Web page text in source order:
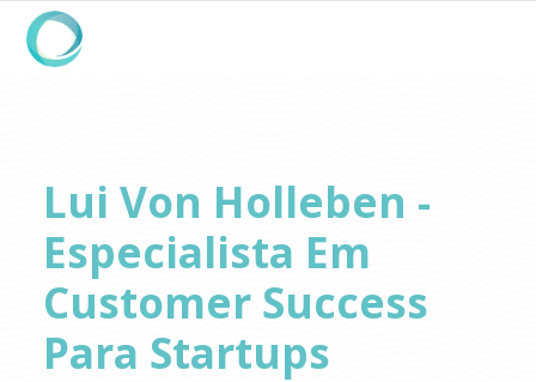
Lui Von Holleben -
Especialista Em
Customer Success
Para Startups